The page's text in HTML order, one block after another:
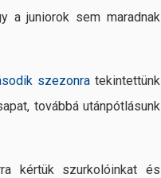
a juniorok sem maradnak
szezonra tekintettünk
továbbá utánpótlásunk
kértük szurkolóinkat és